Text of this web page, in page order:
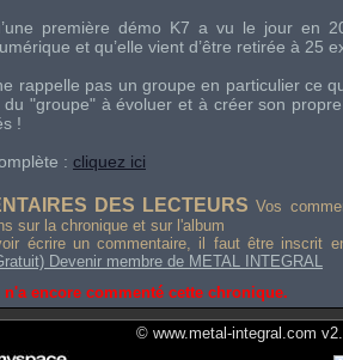
première démo K7 a vu le jour en
et qu’elle vient d’être retirée à 25
rappelle pas un groupe en particulier ce
du "groupe" à évoluer et à créer son
!
: cliquez ici
DES LECTEURS Vos
sur la chronique et sur l'album
écrire un commentaire, il faut être inscrit
Devenir membre de METAL INTEGRAL
n'a encore commenté cette chronique.
© www.metal-integral.com